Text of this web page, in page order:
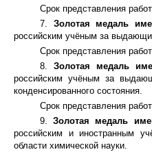
Срок представления работ
7. Золотая медаль
российским учёным за
Срок представления работ
8. Золотая медаль
российским учёным за
конденсированного состояния.
Срок представления работ
9.Золотая медаль
российским и иностранным
области химической науки.